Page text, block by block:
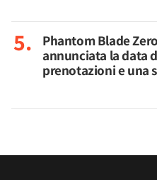
Phantom Blade
annunciata la data
prenotazioni e una